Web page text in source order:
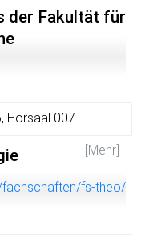
der Fakultät für
Hörsaal 007
[Mehr]
fachschaften/fs-theo/